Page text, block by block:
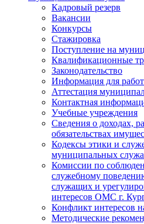
Кадровый резерв
Вакансии
Конкурсы
Стажировка
Поступление на
Квалификационные
Законодательство
Информация для
Аттестация
Контактная
Учебные учреждения
Сведения о доходах,
обязательствах
Кодексы этики и
муниципальных
Комиссии по
служебному
служащих и
интересов ОМС г.
Конфликт интересов
Методические